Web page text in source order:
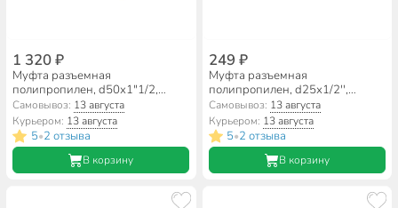
1 320 ₽
Муфта разъемная
полипропилен, d50х1"1/2,
внутренняя резьба, белая, RTP
Самовывоз: 13 августа
Курьером: 13 августа
5•2 отзыва
В корзину
249 ₽
Муфта разъемная
полипропилен, d25х1/2'',
внутренняя резьба, белая, RTP
Самовывоз: 13 августа
Курьером: 13 августа
5•2 отзыва
В корзину